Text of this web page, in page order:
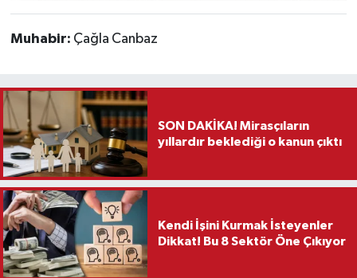
Muhabir: Çağla Canbaz
SON DAKİKA! Mirasçıların
yıllardır beklediği o kanun çıktı
Kendi İşini Kurmak İsteyenler
Dikkat! Bu 8 Sektör Öne Çıkıyor